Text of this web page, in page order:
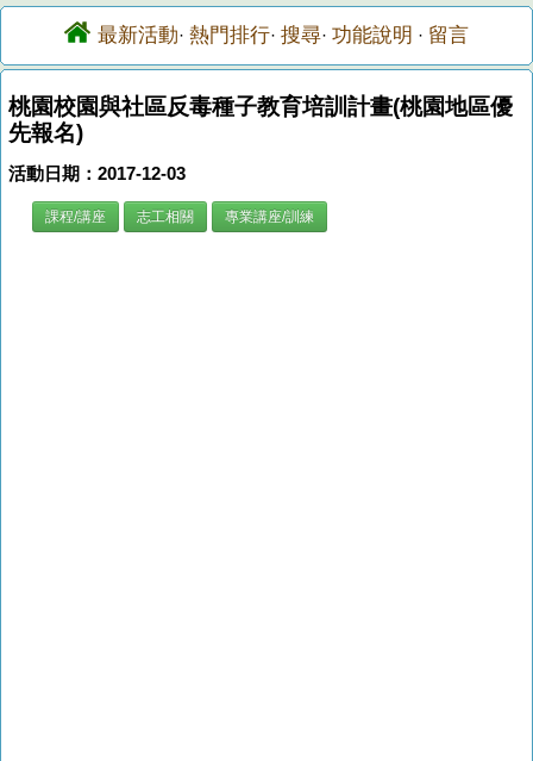
最新活動· 熱門排行· 搜尋· 功能說明 · 留言
桃園校園與社區反毒種子教育培訓計畫(桃園地區優
先報名)
活動日期：2017-12-03
課程/講座 志工相關 專業講座/訓練